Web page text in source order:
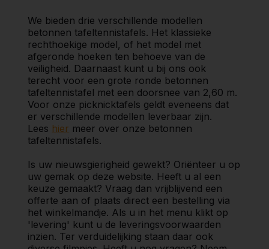
We bieden drie verschillende modellen
betonnen tafeltennistafels. Het klassieke
rechthoekige model, of het model met
afgeronde hoeken ten behoeve van de
veiligheid. Daarnaast kunt u bij ons ook
terecht voor een grote ronde betonnen
tafeltennistafel met een doorsnee van 2,60 m.
Voor onze picknicktafels geldt eveneens dat
er verschillende modellen leverbaar zijn.
Lees hier meer over onze betonnen
tafeltennistafels.
Is uw nieuwsgierigheid gewekt? Oriënteer u op
uw gemak op deze website. Heeft u al een
keuze gemaakt? Vraag dan vrijblijvend een
offerte aan of plaats direct een bestelling via
het winkelmandje. Als u in het menu klikt op
'levering' kunt u de leveringsvoorwaarden
inzien. Ter verduidelijking staan daar ook